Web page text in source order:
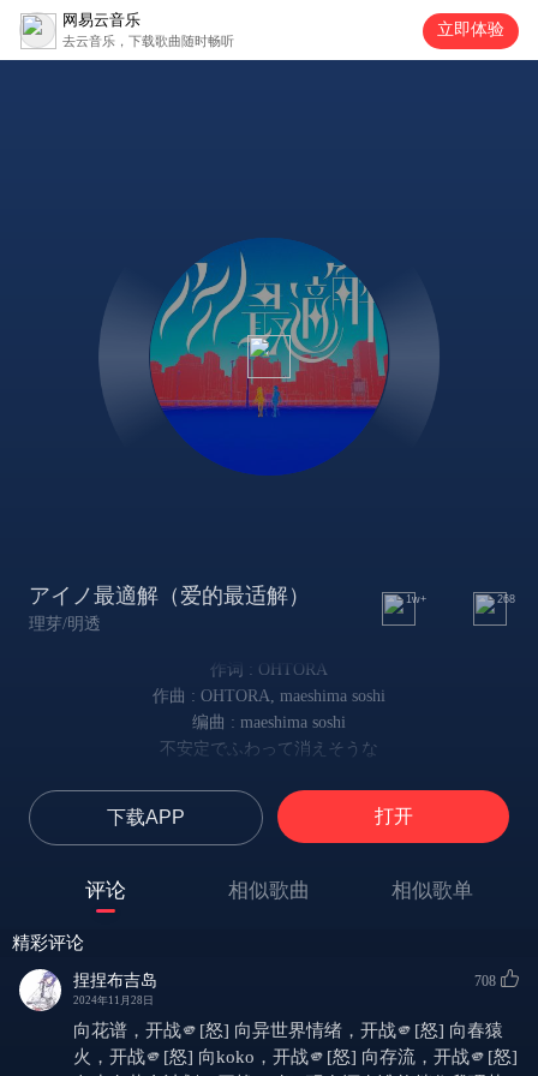
网易云音乐
去云音乐，下载歌曲随时畅听
立即体验
アイノ最適解（爱的最适解）
理芽/明透
1w+ 268
作词 : OHTORA
作曲 : OHTORA, maeshima soshi
编曲 : maeshima soshi
不安定でふわって消えそうな
ちょっと冷たいニュアンスが
又稍显冰冷 难以分辨的细微差距
気になる
为我所察觉
スレ違っていく時間が上擦って
模糊了那将你我二人维系的线
这结实的牛仔裤
まあ似合ってる
下载APP 打开
评论 相似歌曲 相似歌单
精彩评论
捏捏布吉岛
2024年11月28日
708
向花谱，开战🫵[怒] 向异世界情绪，开战🫵[怒] 向春猿
火，开战🫵[怒] 向koko，开战🫵[怒] 向存流，开战🫵[怒]